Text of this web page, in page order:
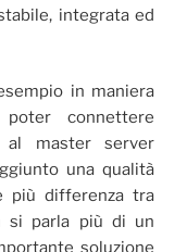
integrata ed
in maniera
connettere
master server
una qualità
più differenza tra
si parla più di un
soluzione